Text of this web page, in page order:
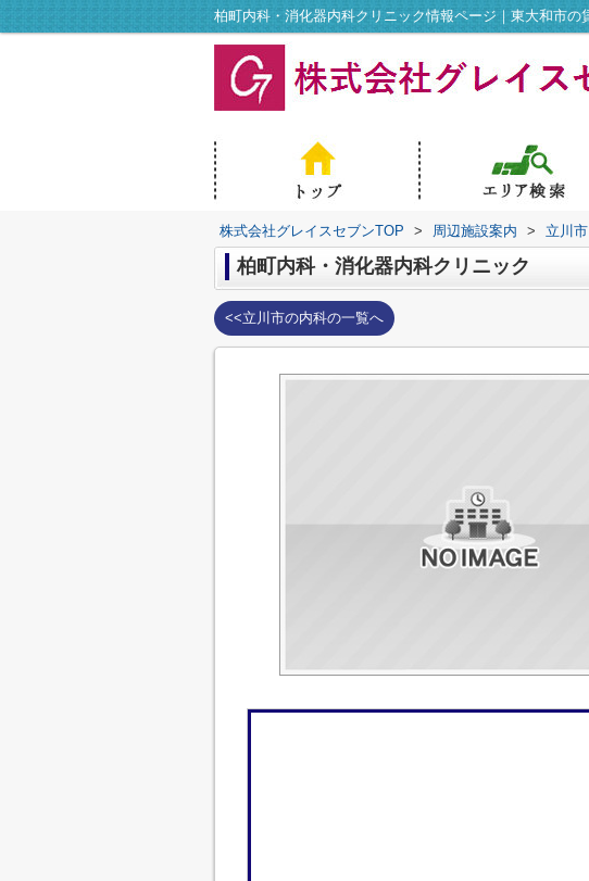
株式会社グレイスセブンTOP > 周辺施設案内 > 立川市
柏町内科・消化器内科クリニック
<<立川市の内科の一覧へ